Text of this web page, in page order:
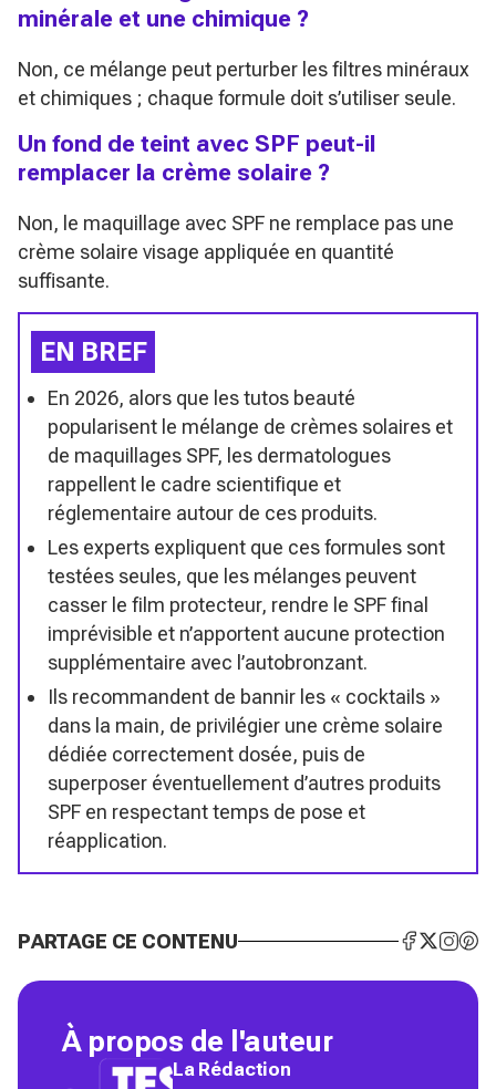
minérale et une chimique ?
Non, ce mélange peut perturber les filtres minéraux
et chimiques ; chaque formule doit s’utiliser seule.
Un fond de teint avec SPF peut-il
remplacer la crème solaire ?
Non, le maquillage avec SPF ne remplace pas une
crème solaire visage appliquée en quantité
suffisante.
EN BREF
En 2026, alors que les tutos beauté
popularisent le mélange de crèmes solaires et
de maquillages SPF, les dermatologues
rappellent le cadre scientifique et
réglementaire autour de ces produits.
Les experts expliquent que ces formules sont
testées seules, que les mélanges peuvent
casser le film protecteur, rendre le SPF final
imprévisible et n’apportent aucune protection
supplémentaire avec l’autobronzant.
Ils recommandent de bannir les « cocktails »
dans la main, de privilégier une crème solaire
dédiée correctement dosée, puis de
superposer éventuellement d’autres produits
SPF en respectant temps de pose et
réapplication.
PARTAGE CE CONTENU
À propos de l'auteur
La Rédaction